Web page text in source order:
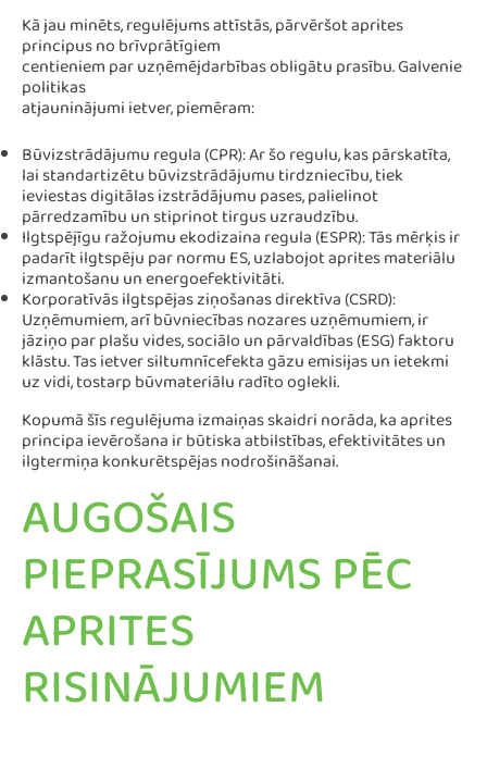
Kā jau minēts, regulējums attīstās, pārvēršot aprites
principus no brīvprātīgiem
centieniem par uzņēmējdarbības obligātu prasību. Galvenie
politikas
atjauninājumi ietver, piemēram:
Būvizstrādājumu regula (CPR): Ar šo regulu, kas pārskatīta,
lai standartizētu būvizstrādājumu tirdzniecību, tiek
ieviestas digitālas izstrādājumu pases, palielinot
pārredzamību un stiprinot tirgus uzraudzību.
Ilgtspējīgu ražojumu ekodizaina regula (ESPR): Tās mērķis ir
padarīt ilgtspēju par normu ES, uzlabojot aprites materiālu
izmantošanu un energoefektivitāti.
Korporatīvās ilgtspējas ziņošanas direktīva (CSRD):
Uzņēmumiem, arī būvniecības nozares uzņēmumiem, ir
jāziņo par plašu vides, sociālo un pārvaldības (ESG) faktoru
klāstu. Tas ietver siltumnīcefekta gāzu emisijas un ietekmi
uz vidi, tostarp būvmateriālu radīto oglekli.
Kopumā šīs regulējuma izmaiņas skaidri norāda, ka aprites
principa ievērošana ir būtiska atbilstības, efektivitātes un
ilgtermiņa konkurētspējas nodrošināšanai.
AUGOŠAIS
PIEPRASĪJUMS PĒC
APRITES
RISINĀJUMIEM